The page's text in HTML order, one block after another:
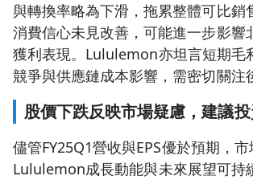
與轉換率略為下滑，拖累整體可比銷
消費信心未見改善，可能進一步影響
獲利表現。Lululemon亦坦言短期毛
競爭與供應鏈成本影響，需密切關注
股價下跌反映市場疑慮，建議
儘管FY25Q1營收與EPS優於預期，
Lululemon成長動能與未來展望可持